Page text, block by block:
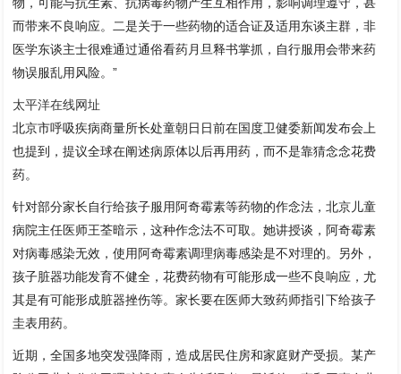
而带来不良响应。二是关于一些药物的适合证及适用东谈主群，非
医学东谈主士很难通过通俗看药月旦释书掌抓，自行服用会带来药
物误服乱用风险。”
太平洋在线网址
北京市呼吸疾病商量所长处童朝日日前在国度卫健委新闻发布会上
也提到，提议全球在阐述病原体以后再用药，而不是靠猜念念花费
药。
针对部分家长自行给孩子服用阿奇霉素等药物的作念法，北京儿童
病院主任医师王荃暗示，这种作念法不可取。她讲授谈，阿奇霉素
对病毒感染无效，使用阿奇霉素调理病毒感染是不对理的。另外，
孩子脏器功能发育不健全，花费药物有可能形成一些不良响应，尤
其是有可能形成脏器挫伤等。家长要在医师大致药师指引下给孩子
圭表用药。
近期，全国多地突发强降雨，造成居民住房和家庭财产受损。某产